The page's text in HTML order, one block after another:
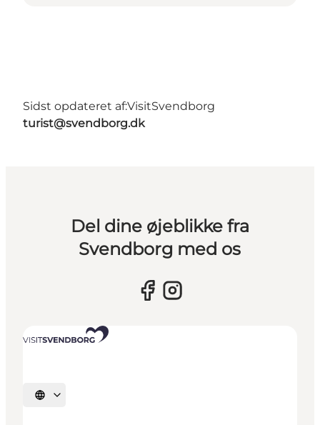
Sidst opdateret af:VisitSvendborg
turist@svendborg.dk
Del dine øjeblikke fra
Svendborg med os
Vælg sprog